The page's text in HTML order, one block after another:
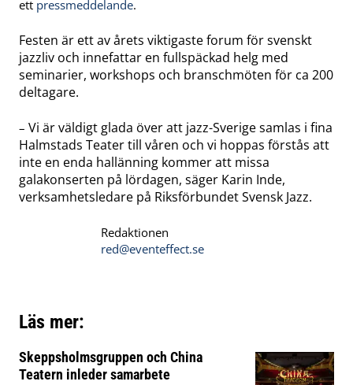
ett pressmeddelande.
Festen är ett av årets viktigaste forum för svenskt
jazzliv och innefattar en fullspäckad helg med
seminarier, workshops och branschmöten för ca 200
deltagare.
– Vi är väldigt glada över att jazz-Sverige samlas i fina
Halmstads Teater till våren och vi hoppas förstås att
inte en enda hallänning kommer att missa
galakonserten på lördagen, säger Karin Inde,
verksamhetsledare på Riksförbundet Svensk Jazz.
Redaktionen
red@eventeffect.se
Läs mer:
Skeppsholmsgruppen och China
Teatern inleder samarbete